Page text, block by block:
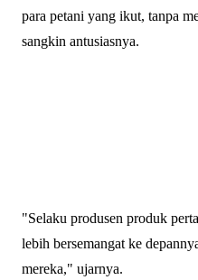
para petani yang ikut, tanpa
sangkin antusiasnya.
"Selaku produsen produk
lebih bersemangat ke
mereka," ujarnya.